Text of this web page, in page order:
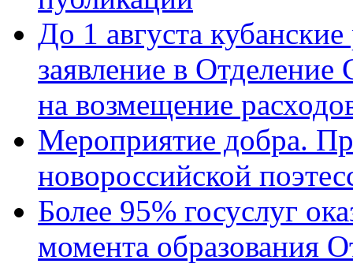
До 1 августа
заявление в
на возмещение
Мероприятие добра.
новороссийской
Более 95% госуслуг
момента образования